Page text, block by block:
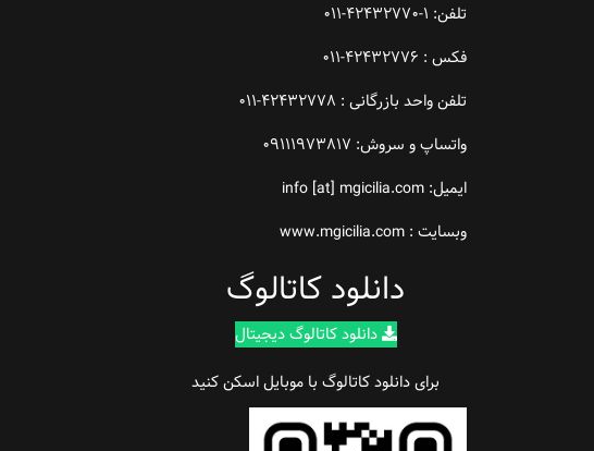
تلفن: 1-42432770-011
فکس : 42432776-011
تلفن واحد بازرگانی : 42432778-011
واتساپ و سروش: 09111973817
ایمیل: info [at] mgicilia.com
وبسایت : www.mgicilia.com
دانلود کاتالوگ
دانلود کاتالوگ دیجیتال
برای دانلود کاتالوگ با موبایل اسکن کنید